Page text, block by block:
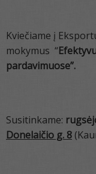
Kviečiame į
mokymus “
pardavimuose”.
Susitinkame: r
Donelaičio g. 8